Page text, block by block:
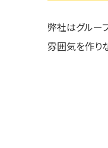
弊社はグルー
雰囲気を作り